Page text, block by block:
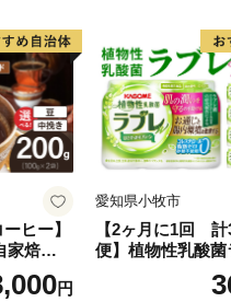
なアクティビティ、美味しい
。
て、観て、食べて、白馬村を
ヒー】
焙煎珈
200g）
円
愛知県小牧市
【2ヶ月に1回 計
便】植物性乳酸
プレーン36本（